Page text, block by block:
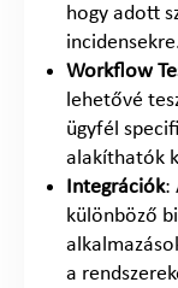
hogy adott
Workflow
lehetővé
ügyfél
alakíthatók
Integrációk:
különböző
a